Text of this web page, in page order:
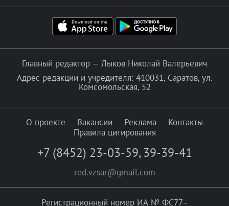
Главный редактор — Лыков Николай Валерьевич
Адрес редакции и учредителя: 410031, Саратов, ул.
Комсомольская, 52
О проекте Вакансии Реклама
Контакты
Правила цитирования
+7 (8452) 23-03-59, 39-39-41
red.vzsar@gmail.com
Регистрационный номер ИА № ФС77–